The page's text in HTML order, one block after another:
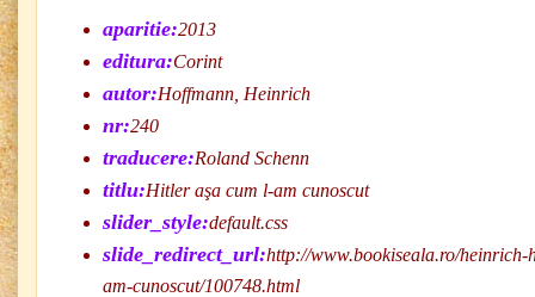
aparitie:2013
editura:Corint
autor:Hoffmann, Heinrich
nr:240
traducere:Roland Schenn
titlu:Hitler aşa cum l-am cunoscut
slider_style:default.css
slide_redirect_url:http://www.bookiseala.ro/
am-cunoscut/100748.html